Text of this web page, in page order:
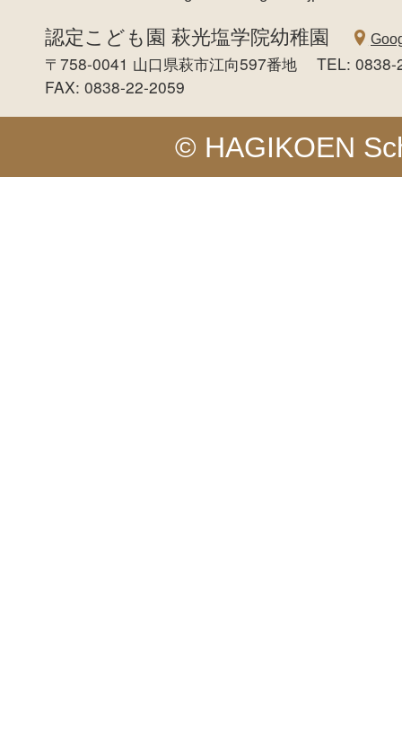
認定こども園 萩光塩学院幼稚園
〒758-0041 山口県萩市江向597番地 TEL:
FAX: 0838-22-2059
© HAGIKOEN